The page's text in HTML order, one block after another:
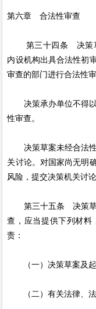
第六章 合法性审查
第三十四条 决策草
内设机构出具合法性初
审查的部门进行合法性审
决策承办单位不得以
性审查。
决策草案未经合法性
关讨论。对国家尚无明
风险，提交决策机关讨论
第三十五条 决策草
查，应当提供下列材料
责：
（一）决策草案及起
（二）有关法律、法